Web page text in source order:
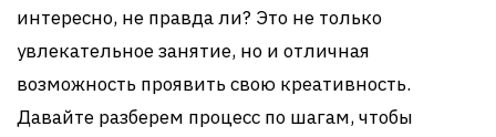
интересно, не правда ли? Это не только
увлекательное занятие, но и отличная
возможность проявить свою креативность.
Давайте разберем процесс по шагам, чтобы